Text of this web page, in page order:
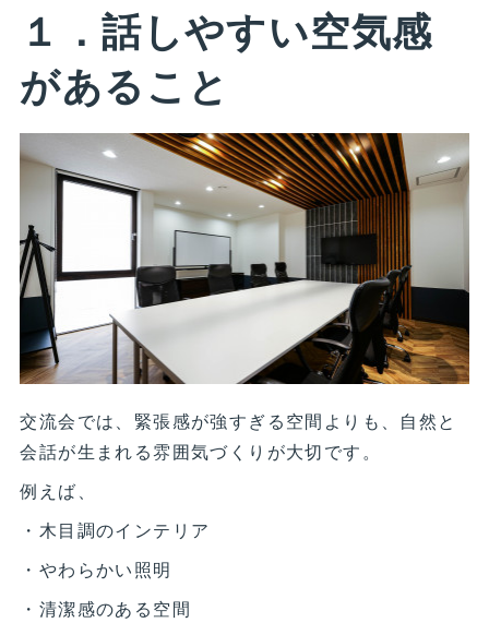
１．話しやすい空気感
があること
交流会では、緊張感が強すぎる空間よりも、自然と
会話が生まれる雰囲気づくりが大切です。
例えば、
・木目調のインテリア
・やわらかい照明
・清潔感のある空間